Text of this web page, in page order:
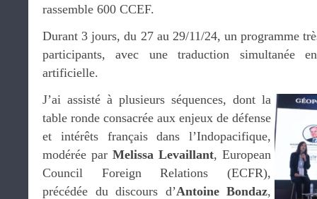
rassemble 600 CCEF.
Durant 3 jours, du 27 au 29/11/24, un programme
participants, avec une traduction simultanée
artificielle.
J’ai assisté à plusieurs séquences, dont la
table ronde consacrée aux enjeux de défense
et intérêts français dans l’Indopacifique,
modérée par Melissa Levaillant, European
Council Foreign Relations (ECFR),
précédée du discours d’Antoine Bondaz,